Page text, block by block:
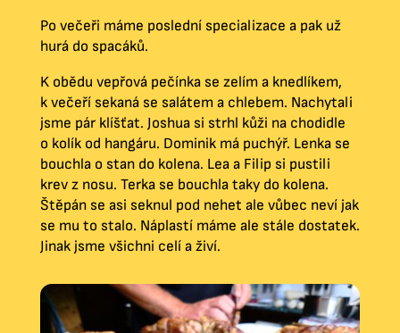
Po večeři máme poslední specializace a pak už
hurá do spacáků.
K obědu vepřová pečínka se zelím a knedlíkem,
k večeří sekaná se salátem a chlebem. Nachytali
jsme pár klíšťat. Joshua si strhl kůži na chodidle
o kolík od hangáru. Dominik má puchýř. Lenka se
bouchla o stan do kolena. Lea a Filip si pustili
krev z nosu. Terka se bouchla taky do kolena.
Štěpán se asi seknul pod nehet ale vůbec neví jak
se mu to stalo. Náplastí máme ale stále dostatek.
Jinak jsme všichni celí a živí.